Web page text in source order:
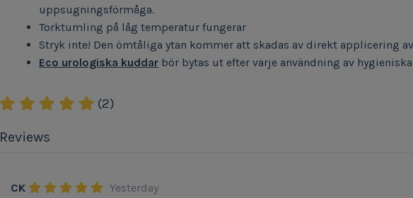
uppsugningsförmåga.
Torktumling på låg temperatur fungerar
Stryk inte! Den ömtåliga ytan kommer att skadas av direkt applicering
Eco urologiska kuddar bör bytas ut efter varje användning av
(2)
Reviews
CK
Yesterday